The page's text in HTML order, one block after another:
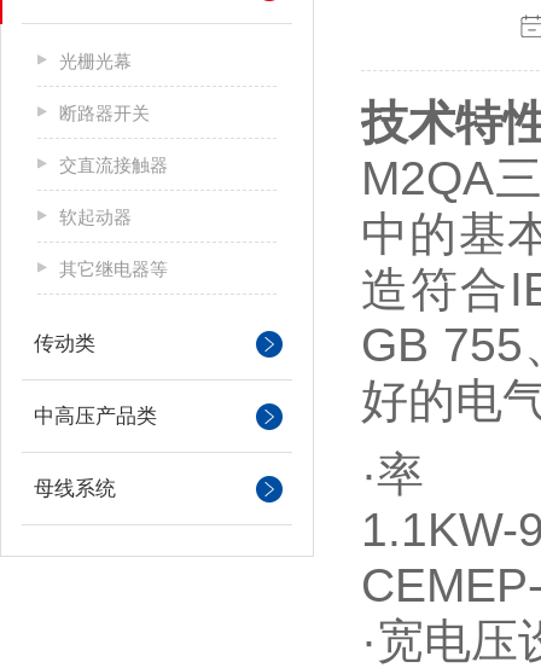
光栅光幕
断路器开关
交直流接触器
软起动器
其它继电器等
传动类
中高压产品类
母线系统
技术特
M2QA
中的基
造符合
GB 755
好的电
·率
1.1KW-
·宽电压